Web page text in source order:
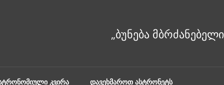
ᲙᲕᲘᲠᲐ ᲓᲐᲕᲔᲮᲛᲐᲠᲝᲗ ᲐᲡᲢᲠᲝᲜᲔᲢᲡ